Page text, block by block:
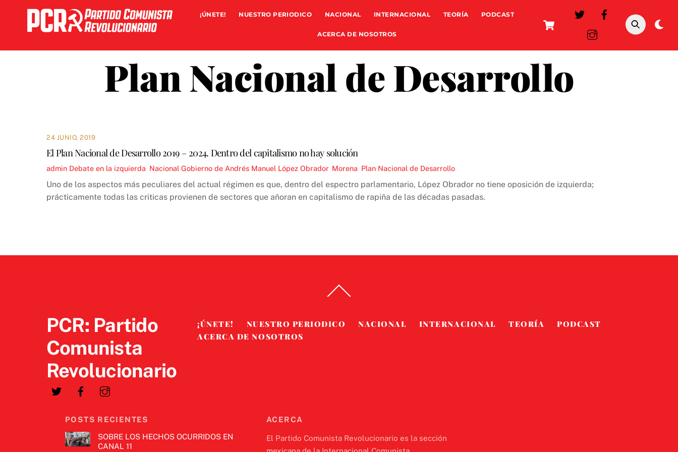
content
Cart
¡ÚNETE! NUESTRO PERIODICO NACIONAL INTERNACIONAL TEORÍA PODCAST
ACERCA DE NOSOTROS
Plan Nacional de Desarrollo
24 JUNIO, 2019
El Plan Nacional de Desarrollo 2019 – 2024. Dentro del capitalismo no hay solución
admin Debate en la izquierda Nacional Gobierno de Andrés Manuel López Obrador, Morena Plan Nacional de Desarrollo
Uno de los aspectos más peculiares del actual régimen es que, dentro del espectro parlamentario, López Obrador no tiene oposición de izquierda;
prácticamente todas las criticas provienen de sectores que añoran en capitalismo de rapiña de las décadas pasadas.
To
PCR: Partido
Comunista
Revolucionario
¡ÚNETE! NUESTRO PERIODICO NACIONAL INTERNACIONAL TEORÍA
PODCAST
ACERCA DE NOSOTROS
POSTS RECIENTES
SOBRE LOS HECHOS OCURRIDOS EN
CANAL 11
ACERCA
El Partido Comunista Revolucionario es la sección